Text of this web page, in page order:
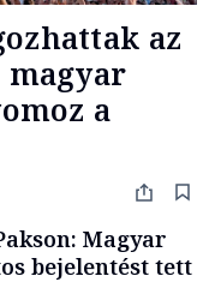
az
magyar
a
Magyar
bejelentést tett